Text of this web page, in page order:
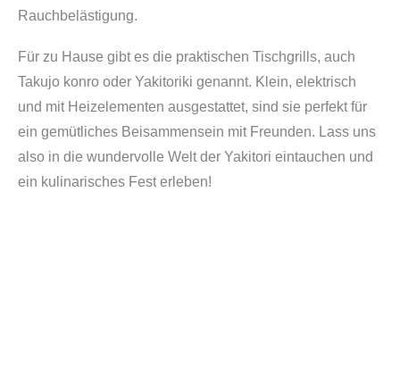
Rauchbelästigung.
Für zu Hause gibt es die praktischen Tischgrills, auch
Takujo konro oder Yakitoriki genannt. Klein, elektrisch
und mit Heizelementen ausgestattet, sind sie perfekt für
ein gemütliches Beisammensein mit Freunden. Lass uns
also in die wundervolle Welt der Yakitori eintauchen und
ein kulinarisches Fest erleben!